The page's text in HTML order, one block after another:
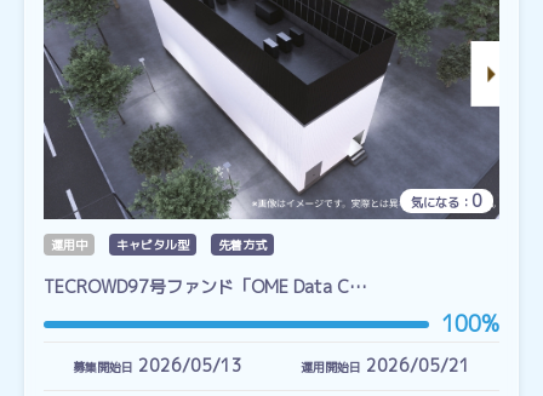
気になる： 0
運用中 キャピタル型 先着方式
TECROWD97号ファンド「OME Data C…
100%
募集開始日 2026/05/13 運用開始日 2026/05/21